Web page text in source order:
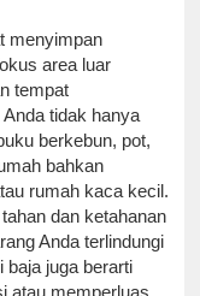
menyimpan
area luar
tempat
tidak hanya
berkebun, pot,
bahkan
rumah kaca kecil.
dan ketahanan
Anda terlindungi
baja juga berarti
atau memperluas